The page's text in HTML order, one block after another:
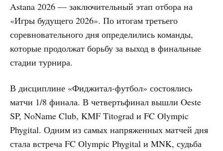
Astana 2026 — заключительный этап отбора на
«Игры будущего 2026». По итогам третьего
соревновательного дня определились команды,
которые продолжат борьбу за выход в финальные
стадии турнира.
В дисциплине «Фиджитал-футбол» состоялись
матчи 1/8 финала. В четвертьфинал вышли Oeste
SP, NoName Club, KMF Titograd и FC Olympic
Phygital. Одним из самых напряженных матчей дня
стала встреча FC Olympic Phygital и MNK, судьба